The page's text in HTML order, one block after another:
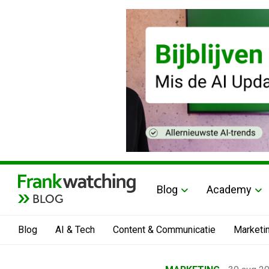
BLOG
Blog Academy
Blog AI & Tech Content & Communicatie